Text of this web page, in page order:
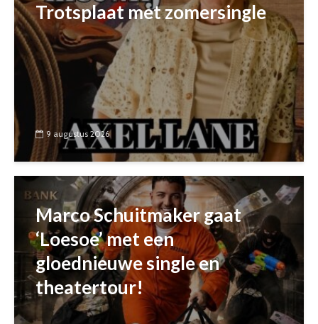
Trotsplaat met zomersingle
9 augustus 2026
Marco Schuitmaker gaat
‘Loesoe’ met een
gloednieuwe single en
theatertour!